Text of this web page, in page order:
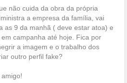
não cuida da obra da própria
a empresa da família, vai
as 9 da manhã ( deve estar atoa) e
campanha até hoje. Fica por
a imagem e o trabalho dos
outro perfil fake?